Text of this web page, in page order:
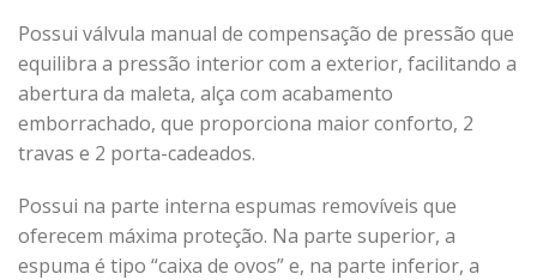
Possui válvula manual de compensação de pressão que
equilibra a pressão interior com a exterior, facilitando a
abertura da maleta, alça com acabamento
emborrachado, que proporciona maior conforto, 2
travas e 2 porta-cadeados.
Possui na parte interna espumas removíveis que
oferecem máxima proteção. Na parte superior, a
espuma é tipo “caixa de ovos” e, na parte inferior, a